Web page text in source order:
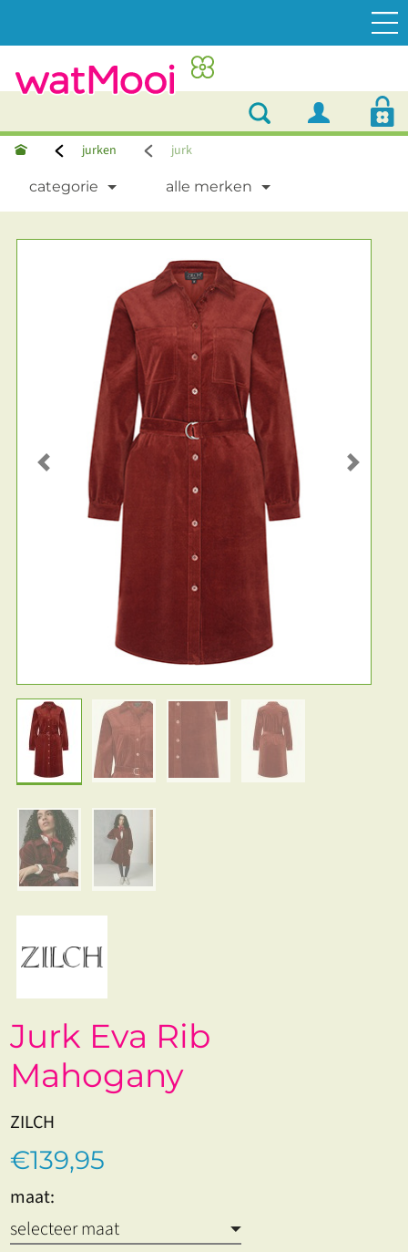
jurken jurk
categorie alle merken
Previous Next
Jurk Eva Rib
Mahogany
ZILCH
€139,95
maat: